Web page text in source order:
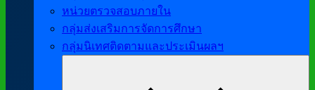
หน่วยตรวจสอบภายใน
กลุ่มส่งเสริมการจัดการศึกษา
กลุ่มนิเทศติดตามและประเมินผลฯ